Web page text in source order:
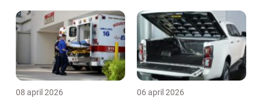
08 april 2026 06 april 2026